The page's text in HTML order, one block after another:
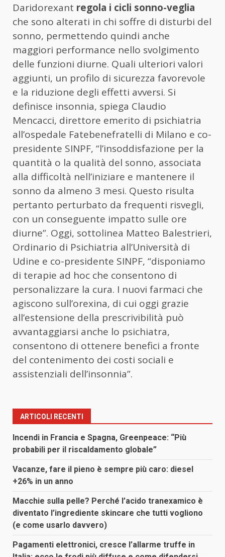
Daridorexant regola i cicli sonno-veglia
che sono alterati in chi soffre di disturbi del
sonno, permettendo quindi anche
maggiori performance nello svolgimento
delle funzioni diurne. Quali ulteriori valori
aggiunti, un profilo di sicurezza favorevole
e la riduzione degli effetti avversi. Si
definisce insonnia, spiega Claudio
Mencacci, direttore emerito di psichiatria
all’ospedale Fatebenefratelli di Milano e co-
presidente SINPF, “l’insoddisfazione per la
quantità o la qualità del sonno, associata
alla difficoltà nell’iniziare e mantenere il
sonno da almeno 3 mesi. Questo risulta
pertanto perturbato da frequenti risvegli,
con un conseguente impatto sulle ore
diurne”. Oggi, sottolinea Matteo Balestrieri,
Ordinario di Psichiatria all’Università di
Udine e co-presidente SINPF, “disponiamo
di terapie ad hoc che consentono di
personalizzare la cura. I nuovi farmaci che
agiscono sull’orexina, di cui oggi grazie
all’estensione della prescrivibilità può
avvantaggiarsi anche lo psichiatra,
consentono di ottenere benefici a fronte
del contenimento dei costi sociali e
assistenziali dell’insonnia”.
ARTICOLI RECENTI
Incendi in Francia e Spagna, Greenpeace: “Più
probabili per il riscaldamento globale”
Vacanze, fare il pieno è sempre più caro: diesel
+26% in un anno
Macchie sulla pelle? Perché l’acido tranexamico è
diventato l’ingrediente skincare che tutti vogliono
(e come usarlo davvero)
Pagamenti elettronici, cresce l’allarme truffe in